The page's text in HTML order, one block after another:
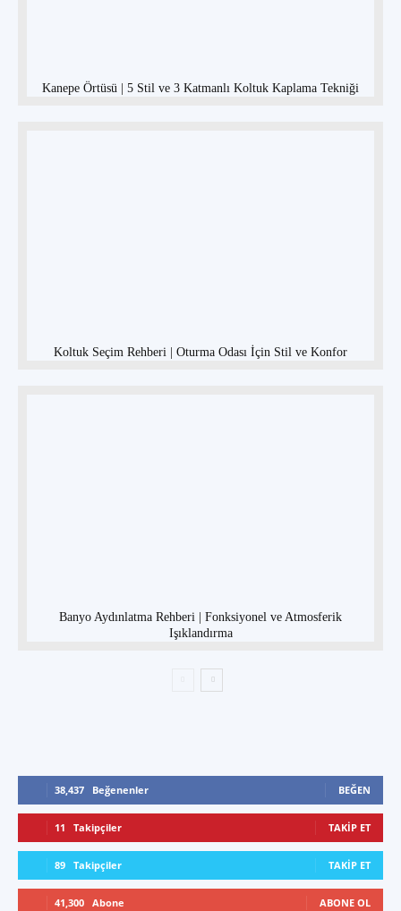
Kanepe Örtüsü | 5 Stil ve 3 Katmanlı Koltuk Kaplama Tekniği
Koltuk Seçim Rehberi | Oturma Odası İçin Stil ve Konfor
Banyo Aydınlatma Rehberi | Fonksiyonel ve Atmosferik
Işıklandırma
38,437 Beğenenler BEĞEN
11 Takipçiler TAKIP ET
89 Takipçiler TAKIP ET
41,300 Abone ABONE OL